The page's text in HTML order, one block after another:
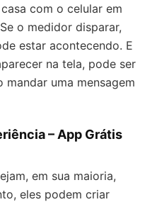
com o celular em
o medidor disparar,
estar acontecendo. E
na tela, pode ser
uma mensagem
– App Grátis
em sua maioria,
eles podem criar